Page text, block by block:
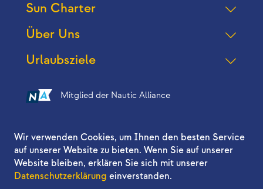
Sun Charter
Über Uns
Urlaubsziele
Mitglied der Nautic Alliance
Wir verwenden Cookies, um Ihnen den besten Service
auf unserer Website zu bieten. Wenn Sie auf unserer
Website bleiben, erklären Sie sich mit unserer
Datenschutzerklärung einverstanden.